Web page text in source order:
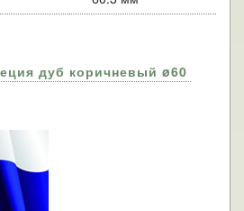
дуб коричневый ø60